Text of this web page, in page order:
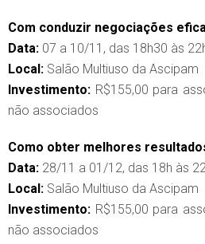
Com conduzir negociações
Data: 07 a 10/11, das 18h30 às
Local: Salão Multiuso da Ascipam
Investimento: R$155,00 para
não associados
Como obter melhores
Data: 28/11 a 01/12, das 18h às
Local: Salão Multiuso da Ascipam
Investimento: R$155,00 para
não associados